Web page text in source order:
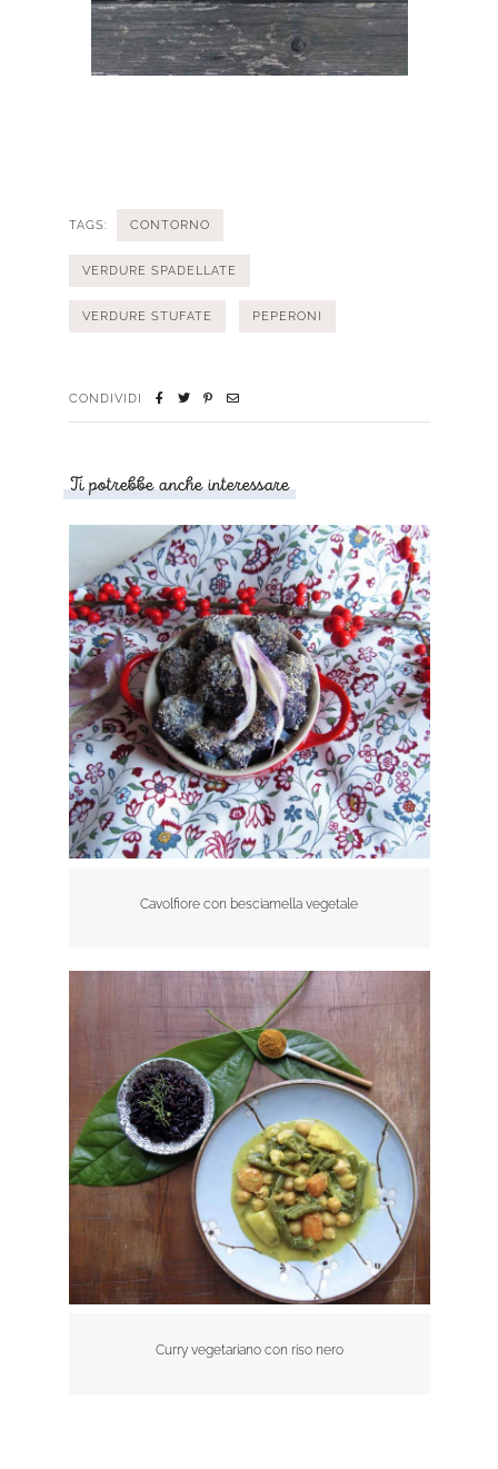
TAGS: CONTORNO
VERDURE SPADELLATE
VERDURE STUFATE PEPERONI
CONDIVIDI
Ti potrebbe anche interessare
Cavolfiore con besciamella vegetale
Curry vegetariano con riso nero